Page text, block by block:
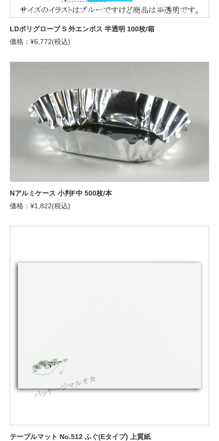
LDポリグローブ S 外エンボス 半透明 100枚/箱
価格：¥6,772(税込)
Nアルミケース 小判F中 500枚/本
価格：¥1,822(税込)
テーブルマット No.512 ふぐ(Eタイプ) 上質紙